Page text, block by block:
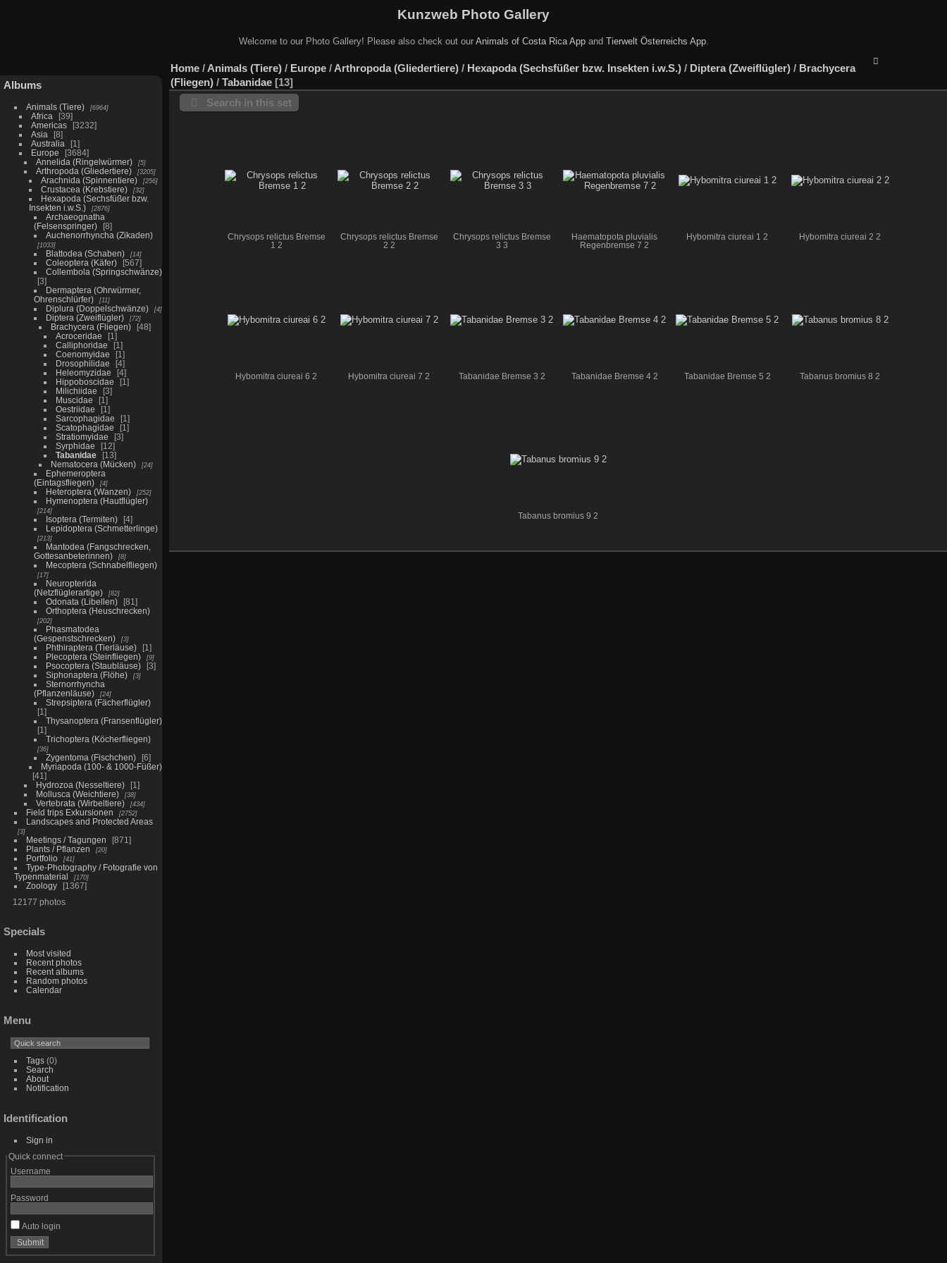
Kunzweb Photo Gallery
Welcome to our Photo Gallery! Please also check out our Animals of Costa Rica Appand Tierwelt Österreichs App.
Albums
Animals (Tiere) 6964
Africa
39
Americas
3232
Asia
8
Australia
1
Europe
3684
Annelida (Ringelwürmer)
5
Arthropoda (Gliedertiere) 3205
Arachnida (Spinnentiere) 256
Crustacea (Krebstiere) 32
Hexapoda (Sechsfüßer bzw.
Insekten i.w.S.)
2876
Archaeognatha
(Felsenspringer)
8
Auchenorrhyncha (Zikaden)
1033
Blattodea (Schaben) 14
Coleoptera (Käfer)
567
Collembola (Springschwänze)
3
Dermaptera (Ohrwürmer,
Ohrenschlürfer)
11
Diplura (Doppelschwänze) 4
Diptera (Zweiflügler) 72
Brachycera (Fliegen)
48
Acroceridae
1
Calliphoridae
1
Coenomyidae
1
Drosophilidae
4
Heleomyzidae
4
Hippoboscidae
1
Milichiidae
3
Muscidae
1
Oestriidae
1
Sarcophagidae
1
Scatophagidae
1
Stratiomyidae
3
Syrphidae
12
Tabanidae
13
Nematocera (Mücken)
24
Ephemeroptera
(Eintagsfliegen)
4
Heteroptera (Wanzen) 252
Hymenoptera (Hautflügler)
214
Isoptera (Termiten)
4
Lepidoptera (Schmetterlinge)
213
Mantodea (Fangschrecken,
Gottesanbeterinnen)
8
Mecoptera (Schnabelfliegen)
17
Neuropterida
(Netzflüglerartige)
82
Odonata (Libellen)
81
Orthoptera (Heuschrecken)
202
Phasmatodea
(Gespenstschrecken)
3
Phthiraptera (Tierläuse)
1
Plecoptera (Steinfliegen)
9
Psocoptera (Staubläuse)
3
Siphonaptera (Flöhe)
3
Sternorrhyncha
(Pflanzenläuse)
24
Strepsiptera (Fächerflügler)
1
Thysanoptera (Fransenflügler)
1
Trichoptera (Köcherfliegen)
36
Zygentoma (Fischchen)
6
Myriapoda (100- & 1000-Füßer)
41
Hydrozoa (Nesseltiere)
1
Mollusca (Weichtiere)
38
Vertebrata (Wirbeltiere) 434
Field trips Exkursionen 2752
Landscapes and Protected Areas
3
Meetings / Tagungen
871
Plants / Pflanzen
20
Portfolio 41
Type-Photography / Fotografie von
Typenmaterial
170
Zoology
1367
12177 photos
Specials
Most visited
Recent photos
Recent albums
Random photos
Calendar
Menu
Tags(0)
Search
About
Notification
Identification
Sign in
Quick connect
Username
Password
Auto login
Home / Animals (Tiere) / Europe / Arthropoda (Gliedertiere) / Hexapoda (Sechsfüßer bzw. Insekten i.w.S.) / Diptera (Zweiflügler) / Brachycera
(Fliegen) / Tabanidae 13
Search in this set
Chrysops relictus Bremse
1 2
Chrysops relictus Bremse
2 2
Chrysops relictus Bremse
3 3
Haematopota pluvialis
Regenbremse 7 2
Hybomitra ciureai 1 2 Hybomitra ciureai 2 2
Hybomitra ciureai 6 2 Hybomitra ciureai 7 2 Tabanidae Bremse 3 2 Tabanidae Bremse 4 2 Tabanidae Bremse 5 2 Tabanus bromius 8 2
Tabanus bromius 9 2